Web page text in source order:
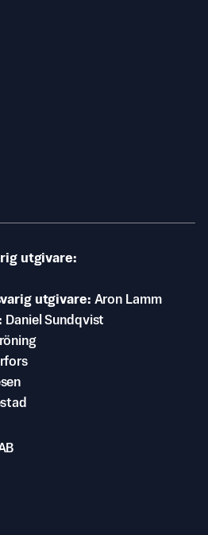
utgivare
utgivare Aron Lamm
Daniel Sundqvist